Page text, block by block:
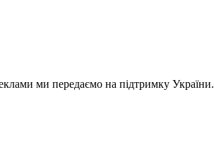
ми передаємо на підтримку України.